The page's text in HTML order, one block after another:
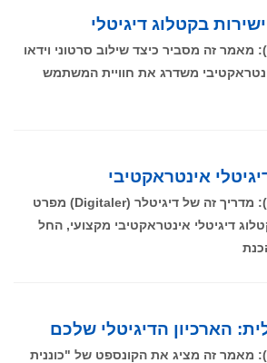
בקטלוג דיגיטלי
סיכום המאמר (TL;DR): מאמר זה מסביר כיצד שילוב סרטוני וידאו
משדרג את חוויית המשתמש
אינטראקטיבי
סיכום המאמר (TL;DR): מדריך זה של דיגיטלר (Digitaler) מפרט
דיגיטלי אינטראקטיבי מקצועי, החל
הארכיון הדיגיטלי שלכם
סיכום המאמר (TL;DR): מאמר זה מציג את הקונספט של "כוננית